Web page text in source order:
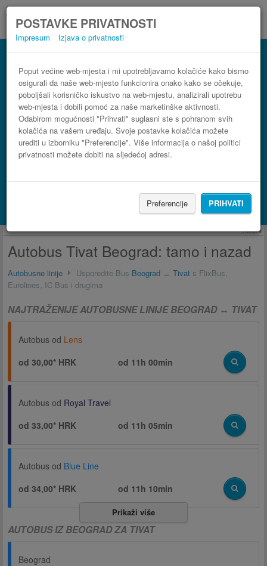
POSTAVKE PRIVATNOSTI
Impresum Izjava o privatnosti
Poput većine web-mjesta i mi upotrebljavamo kolačiće kako bismo
osigurali da naše web-mjesto funkcionira onako kako se očekuje,
poboljšali korisničko iskustvo na web-mjestu, analizirali upotrebu
web-mjesta i dobili pomoć za naše marketinške aktivnosti.
Odabirom mogućnosti "Prihvati" suglasni ste s pohranom svih
kolačića na vašem uređaju. Svoje postavke kolačića možete
urediti u izborniku "Preferencije". Više informacija o našoj politici
privatnosti možete dobiti na sljedećoj adresi.
Preferencije PRIHVATI
Autobus Beograd Tivat
3 koraka do najpovoljnije autobusne karte
Potraži smještaj s Booking.com
Reklama
Autobus Tivat Beograd: tamo i nazad
Autobusne linije Usporedite Bus Beograd ↔ Tivat s FlixBus,
Eurolines, IC Bus i drugima
NAJTRAŽENIJE AUTOBUSNE LINIJE BEOGRAD ↔ TIVAT
Autobus od Lens
od 30,00* HRK
od 11h 00min
Autobus od Royal Travel
od 33,00* HRK
od 11h 05min
Autobus od Blue Line
od 34,00* HRK
od 11h 10min
Prikaži više
AUTOBUS IZ BEOGRAD ZA TIVAT
Beograd